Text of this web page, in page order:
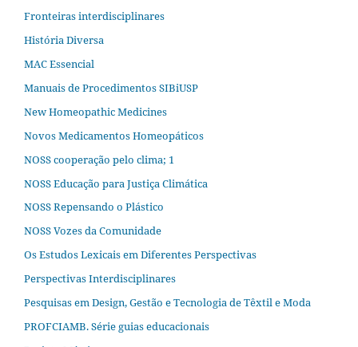
Fronteiras interdisciplinares
História Diversa
MAC Essencial
Manuais de Procedimentos SIBiUSP
New Homeopathic Medicines
Novos Medicamentos Homeopáticos
NOSS cooperação pelo clima; 1
NOSS Educação para Justiça Climática
NOSS Repensando o Plástico
NOSS Vozes da Comunidade
Os Estudos Lexicais em Diferentes Perspectivas
Perspectivas Interdisciplinares
Pesquisas em Design, Gestão e Tecnologia de Têxtil e Moda
PROFCIAMB. Série guias educacionais